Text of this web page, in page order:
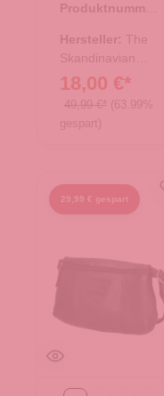
Schultertasche -
Produktnummer:
Hersteller: The
Skandinavian
Brand
18,00 €*
49,99 €* (63.99%
gespart)
29,99 € gespart